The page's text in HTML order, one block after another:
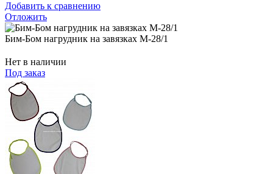
Добавить к сравнению
Отложить
Бим-Бом нагрудник на завязках М-28/1
Нет в наличии
Под заказ